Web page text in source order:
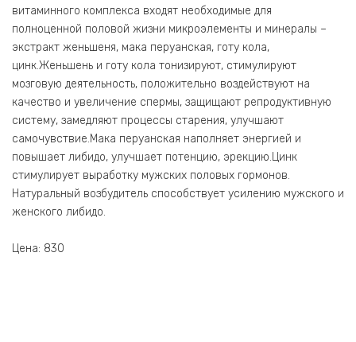
витаминного комплекса входят необходимые для
полноценной половой жизни микроэлементы и минералы –
экстракт женьшеня, мака перуанская, готу кола,
цинк.Женьшень и готу кола тонизируют, стимулируют
мозговую деятельность, положительно воздействуют на
качество и увеличение спермы, защищают репродуктивную
систему, замедляют процессы старения, улучшают
самочувствие.Мака перуанская наполняет энергией и
повышает либидо, улучшает потенцию, эрекцию.Цинк
стимулирует выработку мужских половых гормонов.
Натуральный возбудитель способствует усилению мужского и
женского либидо.
Цена: 830